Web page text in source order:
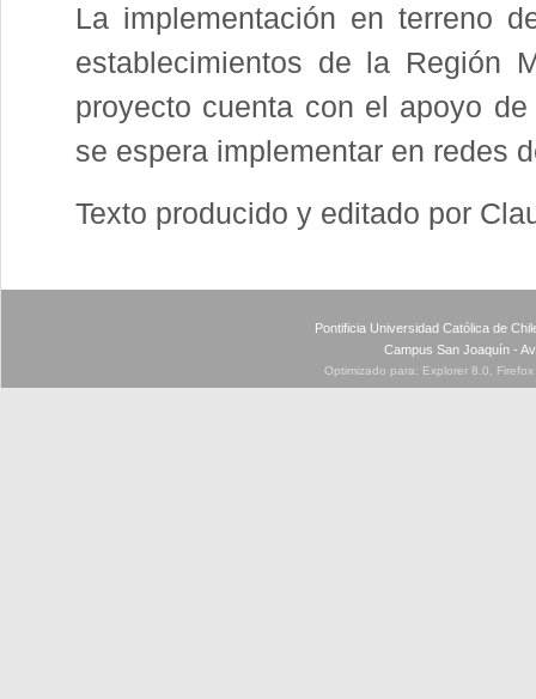
La implementación en terreno
establecimientos de la Región
proyecto cuenta con el apoyo
se espera implementar en redes
Texto producido y editado por
Pontificia Universidad Católica de
Campus San Joaquín -
Optimizado para: Explorer 8.0,